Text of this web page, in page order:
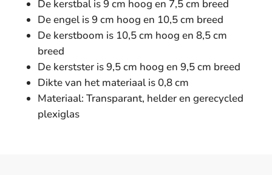
De kerstbal is 9 cm hoog en 7,5 cm breed
De engel is 9 cm hoog en 10,5 cm breed
De kerstboom is 10,5 cm hoog en 8,5 cm
breed
De kerstster is 9,5 cm hoog en 9,5 cm breed
Dikte van het materiaal is 0,8 cm
Materiaal: Transparant, helder en gerecycled
plexiglas